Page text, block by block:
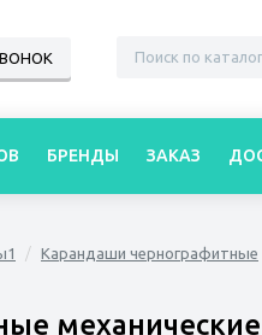
Карандаши чернографитные
механические
БРЕНДЫ ЗАКАЗ